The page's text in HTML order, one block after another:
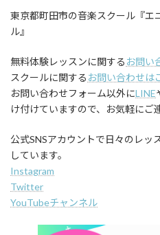
東京都町田市の音楽スクール『エ
ル』
無料体験レッスンに関する お問い
スクールに関する お問い合わせは
お問い合わせフォーム以外にLINE
け付けていますので、お気軽にご
公式SNSアカウントで日々のレッ
しています。
Instagram
Twitter
YouTubeチャンネル